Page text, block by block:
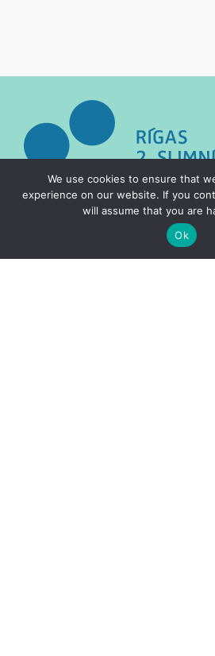
Cenrādis
Pakalpojumi
We use cookies to ensure that
experience on our website. If you
will assume that you are
Ok